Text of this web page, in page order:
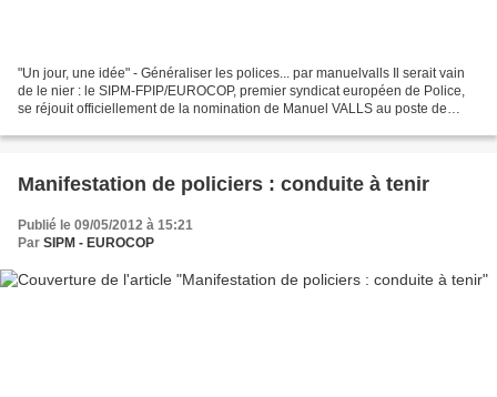
"Un jour, une idée" - Généraliser les polices... par manuelvalls Il serait vain
de le nier : le SIPM-FPIP/EUROCOP, premier syndicat européen de Police,
se réjouit officiellement de la nomination de Manuel VALLS au poste de
Manifestation de policiers : conduite à tenir
Publié le 09/05/2012 à 15:21
Par SIPM - EUROCOP